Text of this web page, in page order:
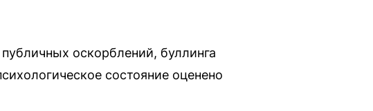
оскорблений, буллинга
состояние оценено